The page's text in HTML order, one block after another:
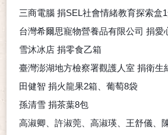
三商電腦 捐SEL社會情緒教育探索盒1
台灣希爾思寵物營養品有限公司 捐愛
雪沐冰店 捐零食乙箱
臺灣澎湖地方檢察署觀護人室 捐衛生
田健智 捐火龍果2箱、葡萄8袋
孫清雪 捐茶葉8包
高淑卿、許淑莞、高淑瑛、王舒儀、